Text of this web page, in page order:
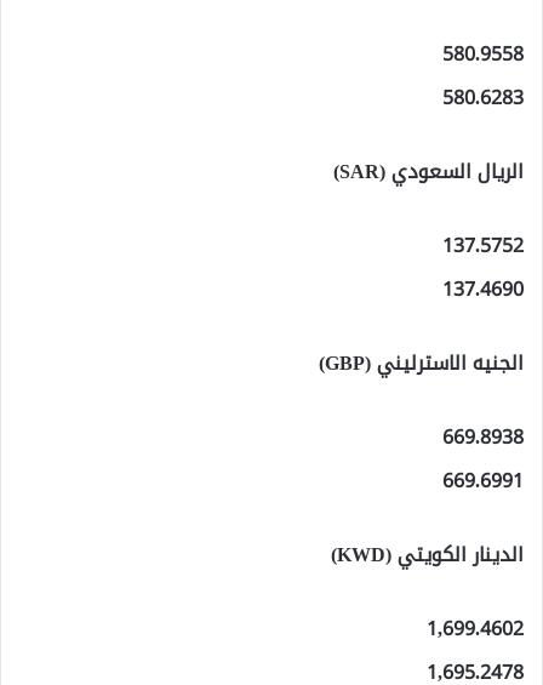
580.9558
580.6283
الريال السعودي (SAR)
137.5752
137.4690
الجنيه الاسترليني (GBP)
669.8938
669.6991
الدينار الكويتي (KWD)
1,699.4602
1,695.2478